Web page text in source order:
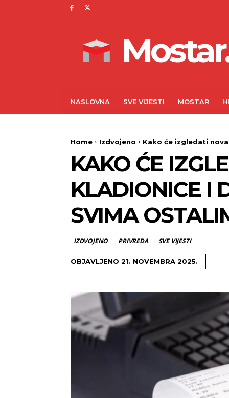
NASLOVNA SVE VIJESTI MOSTAR
Home Izdvojeno Kako će izgledati
KAKO ĆE
KLADIONICE I
SVIMA
IZDVOJENO PRIVREDA SVE VIJESTI
OBJAVLJENO 21. NOVEMBRA 2025.